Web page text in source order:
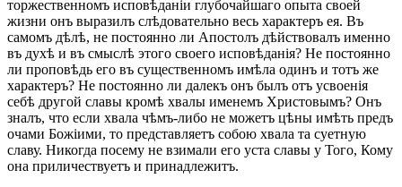
торжественномъ исповѣданіи глубочайшаго опыта своей
жизни онъ выразилъ слѣдовательно весь характеръ ея. Въ
самомъ дѣлѣ, не постоянно ли Апостолъ дѣйствовалъ именно
въ духѣ и въ смыслѣ этого своего исповѣданія? Не постоянно
ли проповѣдь его въ существенномъ имѣла одинъ и тотъ же
характеръ? Не постоянно ли далекъ онъ былъ отъ усвоенія
себѣ другой славы кромѣ хвалы именемъ Христовымъ? Онъ
зналъ, что если хвала чѣмъ-либо не можетъ цѣны имѣть предъ
очами Божіими, то представляетъ собою хвала та суетную
славу. Никогда посему не взимали его уста славы у Того, Кому
она приличествуетъ и принадлежитъ.